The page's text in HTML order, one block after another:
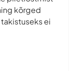
kõrged
ei